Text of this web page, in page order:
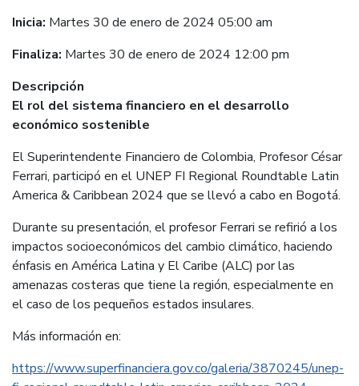
Inicia: Martes 30 de enero de 2024 05:00 am
Finaliza: Martes 30 de enero de 2024 12:00 pm
Descripción
El rol del sistema financiero en el desarrollo
económico sostenible
El Superintendente Financiero de Colombia, Profesor César
Ferrari, participó en el UNEP FI Regional Roundtable Latin
America & Caribbean 2024 que se llevó a cabo en Bogotá.
Durante su presentación, el profesor Ferrari se refirió a los
impactos socioeconómicos del cambio climático, haciendo
énfasis en América Latina y El Caribe (ALC) por las
amenazas costeras que tiene la región, especialmente en
el caso de los pequeños estados insulares.
Más información en:
https://www.superfinanciera.gov.co/galeria/3870245/unep-